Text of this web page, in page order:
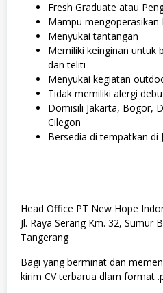
Fresh Graduate atau
Mampu mengoperasikan
Menyukai tantangan
Memiliki keinginan untuk
dan teliti
Menyukai kegiatan
Tidak memiliki alergi debu
Domisili Jakarta, Bogor,
Cilegon
Bersedia di tempatkan di
Head Office PT New Hope
Jl. Raya Serang Km. 32, Sumur
Tangerang
Bagi yang berminat dan
kirim CV terbarua dlam format